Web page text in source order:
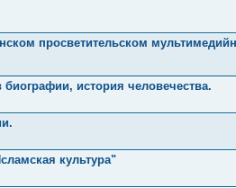
просветительском
история человечества.
культура"